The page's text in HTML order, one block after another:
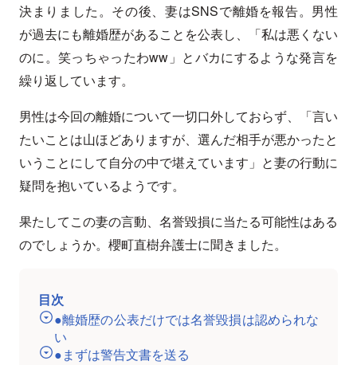
決まりました。その後、妻はSNSで離婚を報告。男性
が過去にも離婚歴があることを公表し、「私は悪くない
のに。笑っちゃったわww」とバカにするような発言を
繰り返しています。
男性は今回の離婚について一切口外しておらず、「言い
たいことは山ほどありますが、選んだ相手が悪かったと
いうことにして自分の中で堪えています」と妻の行動に
疑問を抱いているようです。
果たしてこの妻の言動、名誉毀損に当たる可能性はある
のでしょうか。櫻町直樹弁護士に聞きました。
目次
●離婚歴の公表だけでは名誉毀損は認められな
い
●まずは警告文書を送る